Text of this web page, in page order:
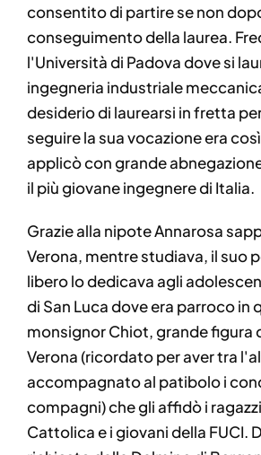
consentito di partire se non
conseguimento della laurea.
l'Università di Padova dove si
ingegneria industriale
desiderio di laurearsi in fretta
seguire la sua vocazione era
applicò con grande
il più giovane ingegnere di Italia.
Grazie alla nipote Annarosa
Verona, mentre studiava, il suo
libero lo dedicava agli
di San Luca dove era parroco in
monsignor Chiot, grande figura
Verona (ricordato per aver tra
accompagnato al patibolo i
compagni) che gli affidò i
Cattolica e i giovani della FUCI.